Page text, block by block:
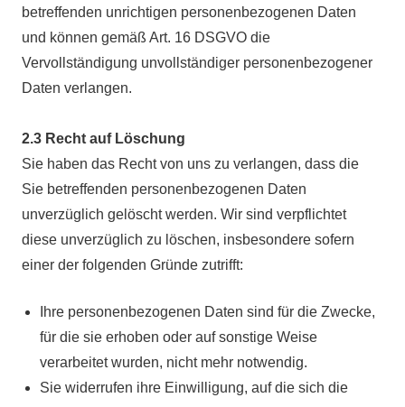
betreffenden unrichtigen personenbezogenen Daten
und können gemäß Art. 16 DSGVO die
Vervollständigung unvollständiger personenbezogener
Daten verlangen.
2.3 Recht auf Löschung
Sie haben das Recht von uns zu verlangen, dass die
Sie betreffenden personenbezogenen Daten
unverzüglich gelöscht werden. Wir sind verpflichtet
diese unverzüglich zu löschen, insbesondere sofern
einer der folgenden Gründe zutrifft:
Ihre personenbezogenen Daten sind für die Zwecke,
für die sie erhoben oder auf sonstige Weise
verarbeitet wurden, nicht mehr notwendig.
Sie widerrufen ihre Einwilligung, auf die sich die